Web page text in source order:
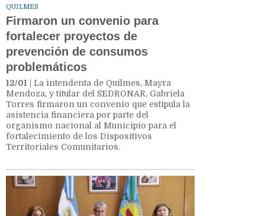
QUILMES
Firmaron un convenio para
fortalecer proyectos de
prevención de consumos
problemáticos
12/01 | La intendenta de Quilmes, Mayra
Mendoza, y titular del SEDRONAR, Gabriela
Torres firmaron un convenio que estipula la
asistencia financiera por parte del
organismo nacional al Municipio para el
fortalecimiento de los Dispositivos
Territoriales Comunitarios.